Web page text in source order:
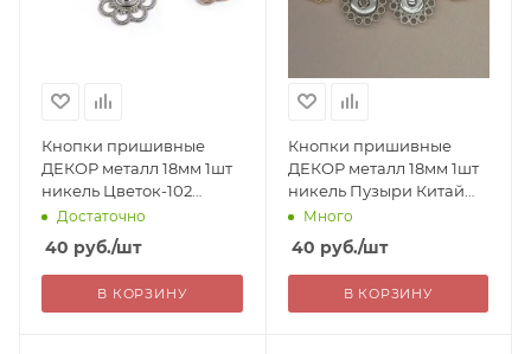
Кнопки пришивные
ДЕКОР металл 18мм 1шт
никель Цветок-102
Китай 40=
Достаточно
40 руб./шт
В КОРЗИНУ
Кнопки пришивные
ДЕКОР металл 18мм 1шт
никель Пузыри Китай
40=Много
40 руб./шт
В КОРЗИНУ